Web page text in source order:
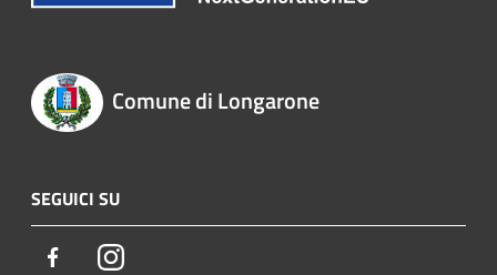
Comune di Longarone
SEGUICI SU
FacebookInstagram